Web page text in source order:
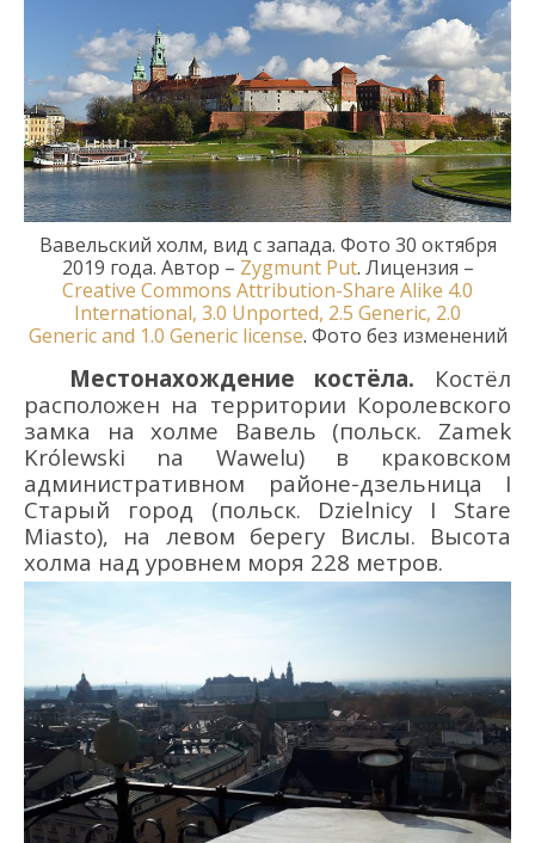
Вавельский холм, вид с запада. Фото 30 октября
2019 года. Автор – Zygmunt Put. Лицензия –
Creative Commons Attribution-Share Alike 4.0
International, 3.0 Unported, 2.5 Generic, 2.0
Genericand 1.0 Genericlicense. Фото без изменений
Местонахождение костёла. Костёл
расположен на территории Королевского
замка на холме Вавель (польск. Zamek
Królewski na Wawelu) в краковском
административном районе-дзельница I
Старый город (польск. Dzielnicy I Stare
Miasto), на левом берегу Вислы. Высота
холма над уровнем моря 228 метров.